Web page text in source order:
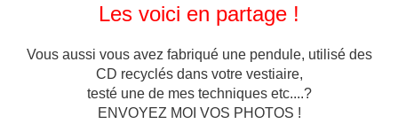
Les voici en partage !
Vous aussi vous avez fabriqué une pendule, utilisé des
CD recyclés dans votre vestiaire,
testé une de mes techniques etc....?
ENVOYEZ MOI VOS PHOTOS !